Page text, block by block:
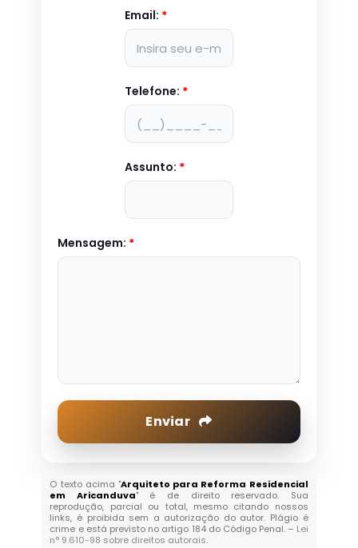
Email: *
Telefone: *
Assunto: *
Mensagem: *
Enviar
O texto acima "Arquiteto para Reforma Residencial
em Aricanduva" é de direito reservado. Sua
reprodução, parcial ou total, mesmo citando nossos
links, é proibida sem a autorização do autor. Plágio é
crime e está previsto no artigo 184 do Código Penal. – Lei
n° 9.610-98 sobre direitos autorais.